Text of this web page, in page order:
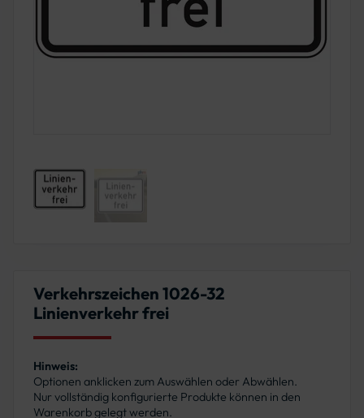
Verkehrszeichen 1026-32
Linienverkehr frei
Hinweis:
Optionen anklicken zum Auswählen oder Abwählen.
Nur vollständig konfigurierte Produkte können in den
Warenkorb gelegt werden.